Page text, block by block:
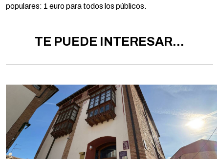
populares: 1 euro para todos los públicos.
TE PUEDE INTERESAR...